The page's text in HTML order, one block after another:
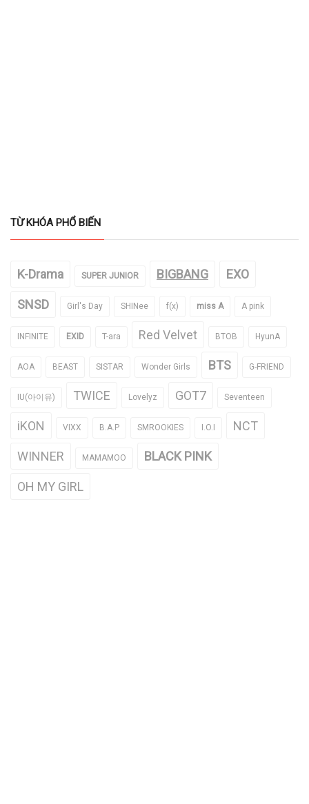
TỪ KHÓA PHỔ BIẾN
K-Drama SUPER JUNIOR BIGBANG EXO
SNSD Girl's Day SHINee f(x) miss A A pink
INFINITE EXID T-ara Red Velvet BTOB HyunA
AOA BEAST SISTAR Wonder Girls BTS G-FRIEND
IU(아이유) TWICE Lovelyz GOT7 Seventeen
iKON VIXX B.A.P SMROOKIES I.O.I NCT
WINNER MAMAMOO BLACK PINK
OH MY GIRL